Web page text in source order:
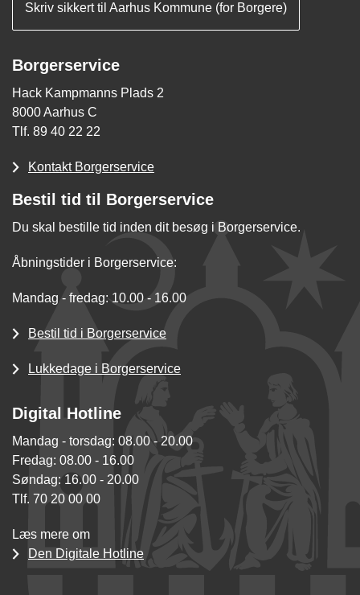
Skriv sikkert til Aarhus Kommune (for Borgere)
Borgerservice
Hack Kampmanns Plads 2
8000 Aarhus C
Tlf. 89 40 22 22
Kontakt Borgerservice
Bestil tid til Borgerservice
Du skal bestille tid inden dit besøg i Borgerservice.
Åbningstider i Borgerservice:
Mandag - fredag: 10.00 - 16.00
Bestil tid i Borgerservice
Lukkedage i Borgerservice
Digital Hotline
Mandag - torsdag: 08.00 - 20.00
Fredag: 08.00 - 16.00
Søndag: 16.00 - 20.00
Tlf. 70 20 00 00
Læs mere om
Den Digitale Hotline